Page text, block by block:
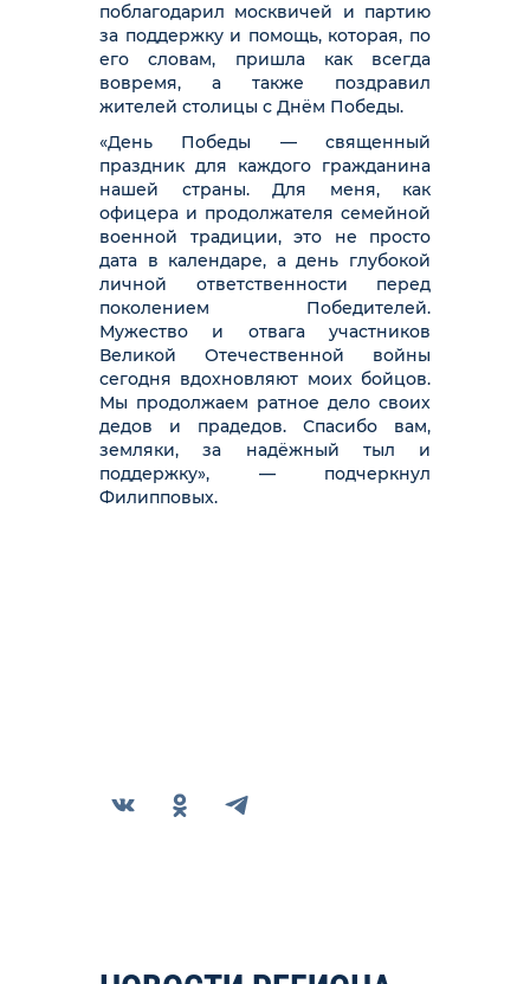
поблагодарил москвичей и партию
за поддержку и помощь, которая, по
его словам, пришла как всегда
вовремя, а также поздравил
жителей столицы с Днём Победы.
«День Победы — священный
праздник для каждого гражданина
нашей страны. Для меня, как
офицера и продолжателя семейной
военной традиции, это не просто
дата в календаре, а день глубокой
личной ответственности перед
поколением Победителей.
Мужество и отвага участников
Великой Отечественной войны
сегодня вдохновляют моих бойцов.
Мы продолжаем ратное дело своих
дедов и прадедов. Спасибо вам,
земляки, за надёжный тыл и
поддержку», — подчеркнул
Филипповых.